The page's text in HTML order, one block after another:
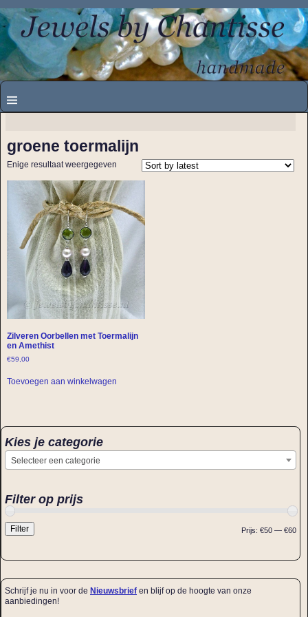
groene toermalijn
Enige resultaat weergegeven
Zilveren Oorbellen met Toermalijn
en Amethist
€59,00
Toevoegen aan winkelwagen
Kies je categorie
Selecteer een categorie
Filter op prijs
Filter Prijs: €50 — €60
Schrijf je nu in voor de Nieuwsbrief en blijf op de hoogte van onze
aanbiedingen!